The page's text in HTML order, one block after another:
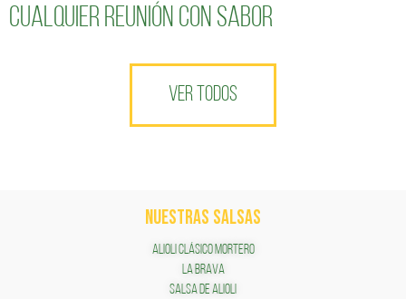
cualquier reunión con sabor
VER TODOS
NUESTRAS SALSAS
ALIOLI CLÁSICO MORTERO
LA BRAVA
SALSA DE ALIOLI